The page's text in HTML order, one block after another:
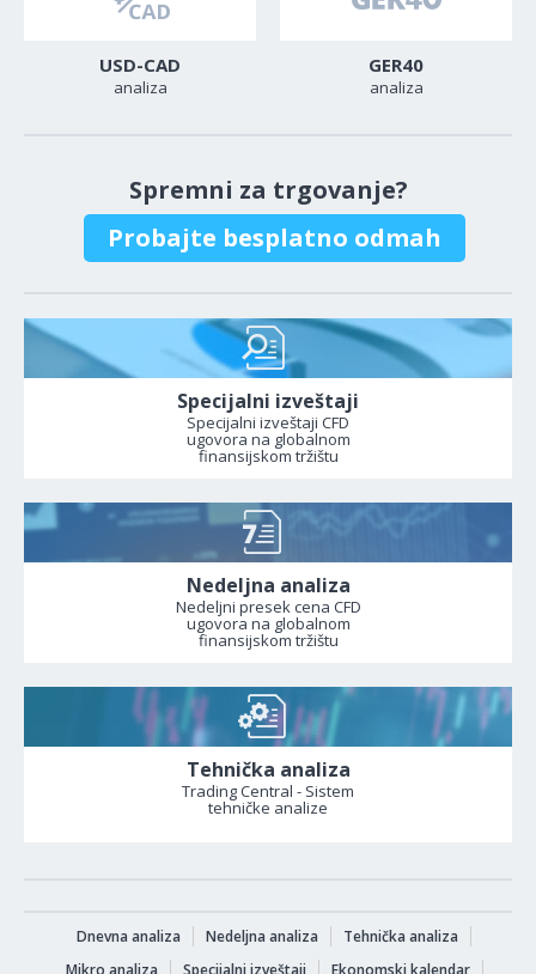
USD-CAD
analiza
GER40
analiza
Spremni za trgovanje?
Probajte besplatno odmah
Specijalni izveštaji
Specijalni izveštaji CFD
ugovora na globalnom
finansijskom tržištu
Nedeljna analiza
Nedeljni presek cena CFD
ugovora na globalnom
finansijskom tržištu
Tehnička analiza
Trading Central - Sistem
tehničke analize
Dnevna analiza Nedeljna analiza
Tehnička analiza
Mikro analiza
Specijalni izveštaji Ekonomski kalendar